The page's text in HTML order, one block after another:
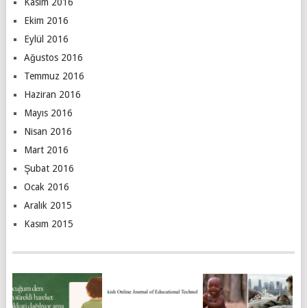
Ekim 2016
Eylül 2016
Ağustos 2016
Temmuz 2016
Haziran 2016
Mayıs 2016
Nisan 2016
Mart 2016
Şubat 2016
Ocak 2016
Aralık 2015
Kasım 2015